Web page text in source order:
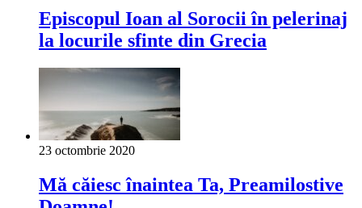
Episcopul Ioan al Sorocii în pelerinaj
la locurile sfinte din Grecia
23 octombrie 2020
Mă căiesc înaintea Ta, Preamilostive